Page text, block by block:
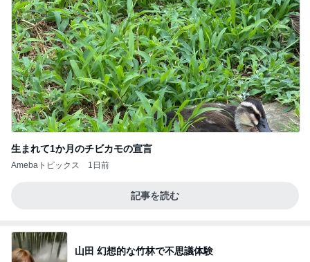
生まれて1か月のチビカモの宣言
Amebaトピックス 1日前
記事を読む
山田 幻想的な竹林で不思議体験